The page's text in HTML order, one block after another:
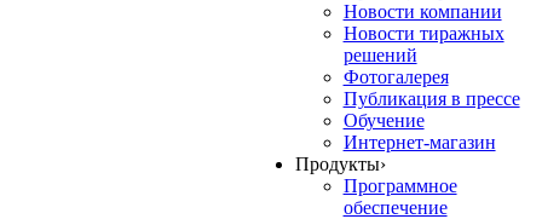
Новости компании
Новости тиражных
решений
Фотогалерея
Публикация в прессе
Обучение
Интернет-магазин
Продукты›
Программное
обеспечение